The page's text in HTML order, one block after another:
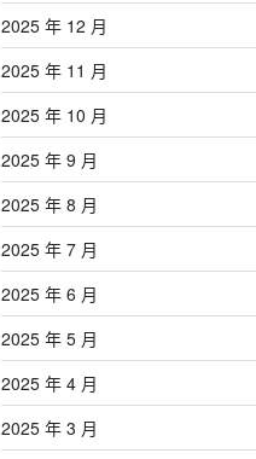
2025 年 12 月
2025 年 11 月
2025 年 10 月
2025 年 9 月
2025 年 8 月
2025 年 7 月
2025 年 6 月
2025 年 5 月
2025 年 4 月
2025 年 3 月